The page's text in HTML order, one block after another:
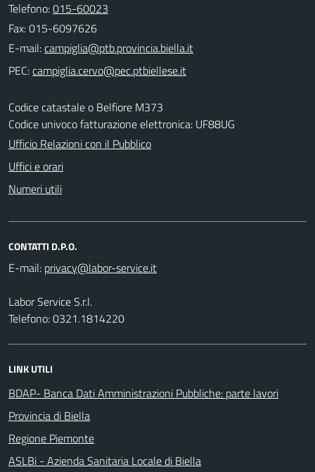
Telefono:015-60023
Fax: 015-6097626
E-mail:
PEC:
Codice catastale o Belfiore M373
Codice univoco fatturazione elettronica: UF88UG
Ufficio Relazioni con il Pubblico
Uffici e orari
Numeri utili
CONTATTI D.P.O.
E-mail:
Labor Service S.r.l.
Telefono: 0321.1814220
LINK UTILI
BDAP- Banca Dati Amministrazioni Pubbliche: parte lavori
Provincia di Biella
Regione Piemonte
ASLBi - Azienda Sanitaria Locale di Biella